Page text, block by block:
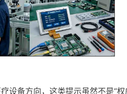
备方向，这类提示虽然不是“